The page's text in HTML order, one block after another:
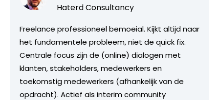
Haterd Consultancy
Freelance professioneel bemoeial. Kijkt altijd naar
het fundamentele probleem, niet de quick fix.
Centrale focus zijn de (online) dialogen met
klanten, stakeholders, medewerkers en
toekomstig medewerkers (afhankelijk van de
opdracht). Actief als interim community